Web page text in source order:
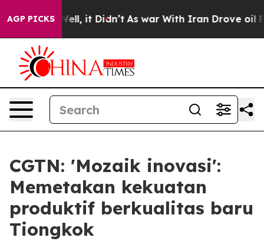
AGP PICKS
40%. Well, it Didn’t As war With Iran Drove oil
CGTN: 'Mozaik inovasi':
Memetakan kekuatan
produktif berkualitas baru
Tiongkok